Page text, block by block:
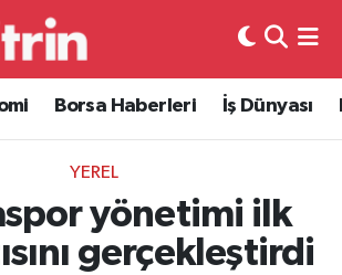
Borsa Haberleri İş Dünyası
YEREL
yönetimi ilk
gerçekleştirdi
Durumu ve Fikstür